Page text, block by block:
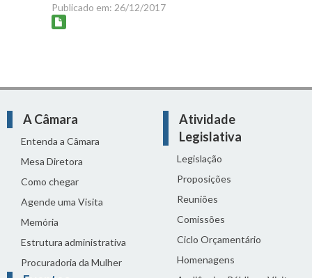
Publicado em: 26/12/2017
A Câmara
Entenda a Câmara
Mesa Diretora
Como chegar
Agende uma Visita
Memória
Estrutura administrativa
Procuradoria da Mulher
Atividade
Legislativa
Legislação
Proposições
Reuniões
Comissões
Ciclo Orçamentário
Homenagens